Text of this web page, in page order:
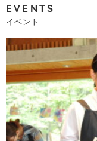
EVENTS
イベント